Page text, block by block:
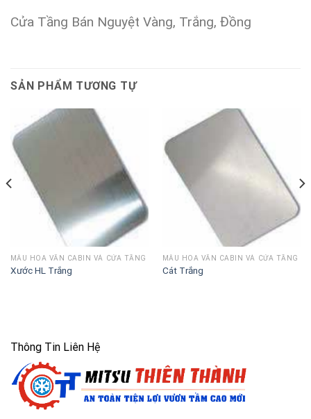
Cửa Tầng Bán Nguyệt Vàng, Trắng, Đồng
SẢN PHẨM TƯƠNG TỰ
MẪU HOA VĂN CABIN VÀ CỬA TẦNG
Xước HL Trắng
MẪU HOA VĂN CABIN VÀ CỬA TẦNG
Cát Trắng
Thông Tin Liên Hệ